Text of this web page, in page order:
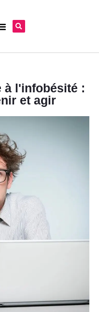
à l'infobésité :
et agir